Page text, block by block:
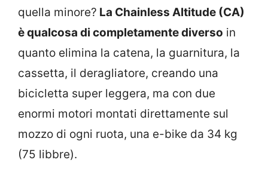
quella minore? La Chainless Altitude (CA)
è qualcosa di completamente diverso in
quanto elimina la catena, la guarnitura, la
cassetta, il deragliatore, creando una
bicicletta super leggera, ma con due
enormi motori montati direttamente sul
mozzo di ogni ruota, una e-bike da 34 kg
(75 libbre).